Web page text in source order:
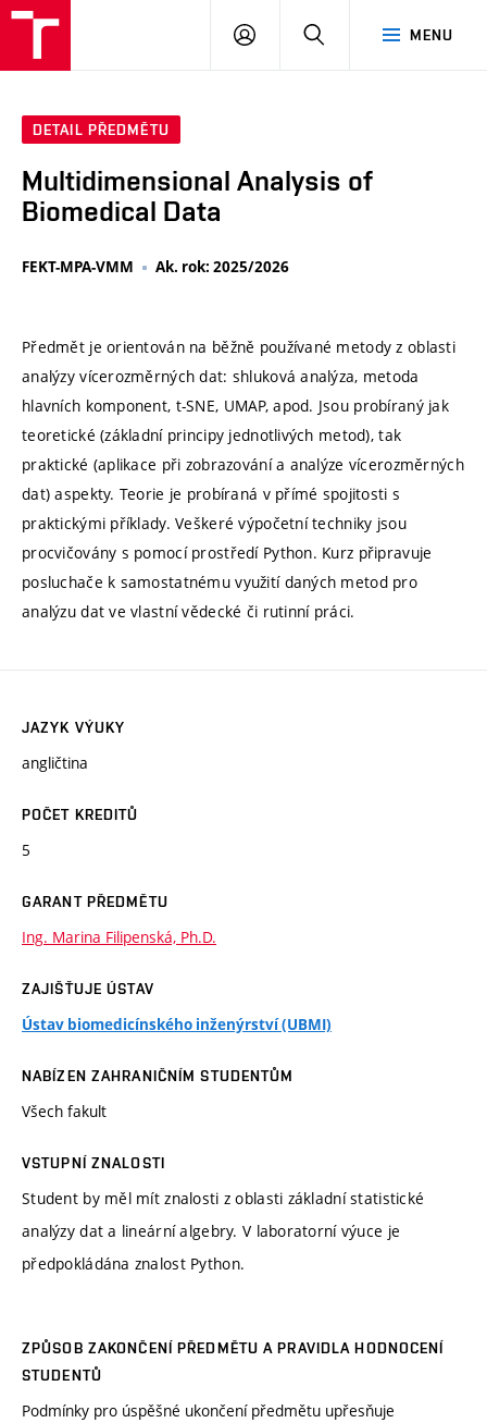
MENU
PŘIHLÁSIT
DETAIL PŘEDMĚTU
Multidimensional Analysis of
Biomedical Data
FEKT-MPA-VMM Ak. rok: 2025/2026
Předmět je orientován na běžně používané metody z oblasti
analýzy vícerozměrných dat: shluková analýza, metoda
hlavních komponent, t-SNE, UMAP, apod. Jsou probíraný jak
teoretické (základní principy jednotlivých metod), tak
praktické (aplikace při zobrazování a analýze vícerozměrných
dat) aspekty. Teorie je probíraná v přímé spojitosti s
praktickými příklady. Veškeré výpočetní techniky jsou
procvičovány s pomocí prostředí Python. Kurz připravuje
posluchače k samostatnému využití daných metod pro
analýzu dat ve vlastní vědecké či rutinní práci.
JAZYK VÝUKY
angličtina
POČET KREDITŮ
5
GARANT PŘEDMĚTU
Ing. Marina Filipenská, Ph.D.
ZAJIŠŤUJE ÚSTAV
Ústav biomedicínského inženýrství (UBMI)
NABÍZEN ZAHRANIČNÍM STUDENTŮM
Všech fakult
VSTUPNÍ ZNALOSTI
Student by měl mít znalosti z oblasti základní statistické
analýzy dat a lineární algebry. V laboratorní výuce je
předpokládána znalost Python.
ZPŮSOB ZAKONČENÍ PŘEDMĚTU A PRAVIDLA HODNOCENÍ
STUDENTŮ
Podmínky pro úspěšné ukončení předmětu upřesňuje